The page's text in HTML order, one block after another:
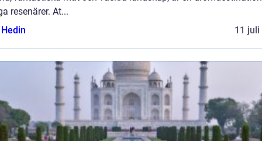
resenärer. At...
11 juli